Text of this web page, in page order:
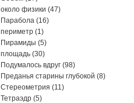
около физики (47)
Парабола (16)
периметр (1)
Пирамиды (5)
площадь (30)
Подумалось вдруг (98)
Преданья старины глубокой (8)
Стереометрия (11)
Тетраэдр (5)